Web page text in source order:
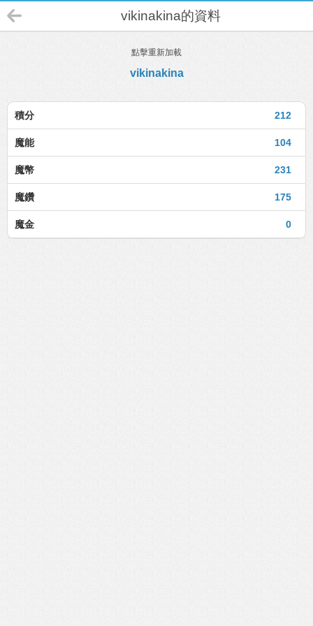
vikinakina的資料
點擊重新加載
vikinakina
212
積分
104
魔能
231
魔幣
175
魔鑽
0
魔金